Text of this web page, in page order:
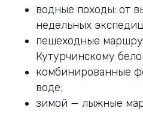
водные походы: от
недельных
пешеходные
Кутурчинскому
комбинированные
воде;
зимой — лыжные